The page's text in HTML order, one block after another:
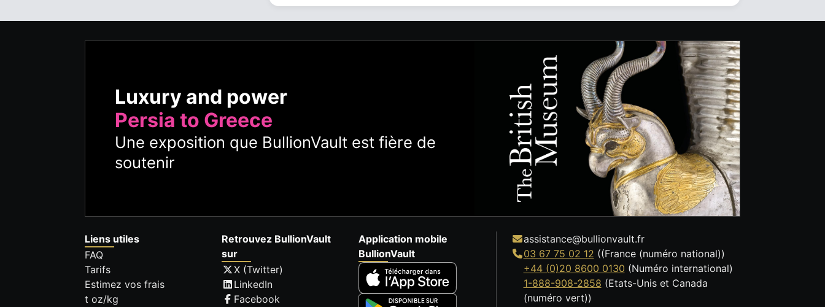
Luxury and power
Persia to Greece
Une exposition que BullionVault est fière de
soutenir
Liens utiles
FAQ
Tarifs
Estimez vos frais
t oz/kg
Retrouvez BullionVault
sur
X (Twitter)
LinkedIn
Facebook
Application mobile
BullionVault
assistance@bullionvault.fr
03 67 75 02 12 ((France (numéro national))
+44 (0)20 8600 0130 (Numéro international)
1-888-908-2858 (Etats-Unis et Canada
(numéro vert))